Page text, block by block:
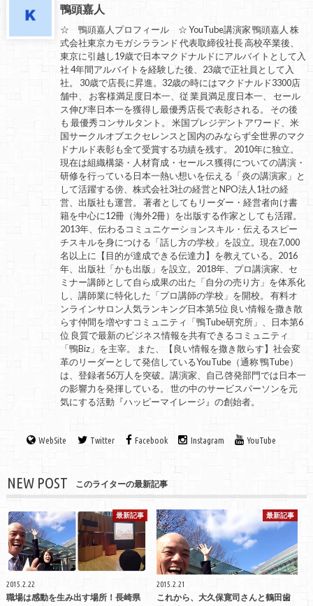
鴨頭嘉人
☆ 鴨頭嘉人プロフィール ☆ YouTube講演家 鴨頭嘉人 株
式会社東京カモガシラランド 代表取締役社長 高校卒業後、
東京に引越し19歳で日本マクドナルドにアルバイトとして入
社 4年間アルバイトを経験した後、23歳で正社員として入
社。 30歳で店長に昇進。32歳の時にはマクドナルド3300店
舗中、 お客様満足度日本一、従 業員満足度日本一、 セール
ス伸び率日本一を獲得し最優秀店長で表彰される。 その後
も 最優秀コンサルタント。 米国プレジデントアワード、米
国サークルオブエクセレンスと国内のみならず全世界のマク
ドナルド表彰も全て受賞する功績を残す。 2010年に独立。
現在は組織構築・人材育成・セールス獲得についての講演・
研修を行っている日本一熱い想いを伝える「炎の講演家」と
して活躍する傍、株式会社3社の経営とNPO法人1社の経
営、出版社も運営。 著者としてもリーダー・経営者向け書
籍を中心に12冊（海外2冊）を出版する作家としても活躍。
2013年、伝わるコミュニケーションスキル・伝えるスピー
チスキルを身につける「話し方の学校」を設立。現在7,000
名以上に【目的が達成できる伝達力】を教えている。2016
年、出版社「かも出版」を設立。2018年、プロ講演家、セ
ミナー講師として自ら成果の出た「自分の売り方」を体系化
し、講師業に特化した「プロ講師の学校」を開校。 有料オ
ンラインサロン人気ランキング日本第5位 良い情報を撒き散
らす仲間を増やすコミュニティ「鴨Tube研究所」、日本第6
位 良質で最新のビジネス情報を共有できるコミュニティ
「鴨Biz」を主宰。 また、【良い情報を撒き散らす】社会変
革のリーダーとして発信しているYouTube（通称 鴨Tube）
は、登録者56万人を突破。講演家、自己啓発部門では日本一
の影響力を発揮している。 世の中のサービスパーソンを元
気にする活動『ハッピーマイレージ』の創始者。
WebSite Twitter Facebook Instagram YouTube
NEW POST このライターの最新記事
最新記事
2015.2.22
職場は感動を生み出す場所！長崎県
最新記事
2015.2.21
これから、大久保寛司さんと鶴田歯